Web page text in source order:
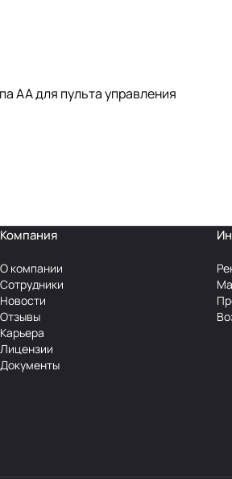
АА для пульта управления
Компания
О компании
Сотрудники
Новости
Отзывы
Карьера
Лицензии
Документы